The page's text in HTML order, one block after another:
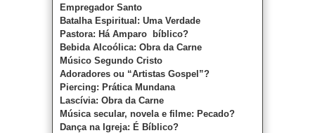
Empregador Santo
Batalha Espiritual: Uma Verdade
Pastora: Há Amparo bíblico?
Bebida Alcoólica: Obra da Carne
Músico Segundo Cristo
Adoradores ou “Artistas Gospel”?
Piercing: Prática Mundana
Lascívia: Obra da Carne
Música secular, novela e filme: Pecado?
Dança na Igreja: É Bíblico?